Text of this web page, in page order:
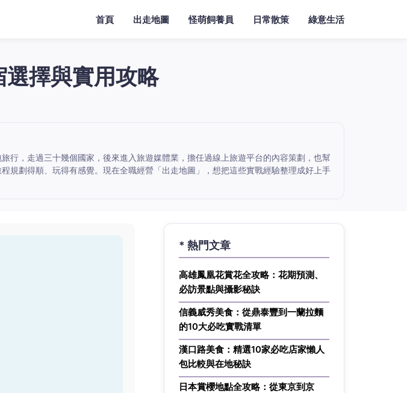
首頁 出走地圖 怪萌飼養員 日常散策 綠意生活
擇與實用攻略
行，走過三十幾個國家，後來進入旅遊媒體業，擔任過線上旅遊平台的內容策劃，也幫
規劃得順、玩得有感覺。現在全職經營「出走地圖」，想把這些實戰經驗整理成好上手
* 熱門文章
高雄鳳凰花賞花全攻略：花期預測、
必訪景點與攝影秘訣
信義威秀美食：從鼎泰豐到一蘭拉麵
的10大必吃實戰清單‌
漢口路美食：精選10家必吃店家懶人
包比較與在地秘訣
日本賞櫻地點全攻略：從東京到京